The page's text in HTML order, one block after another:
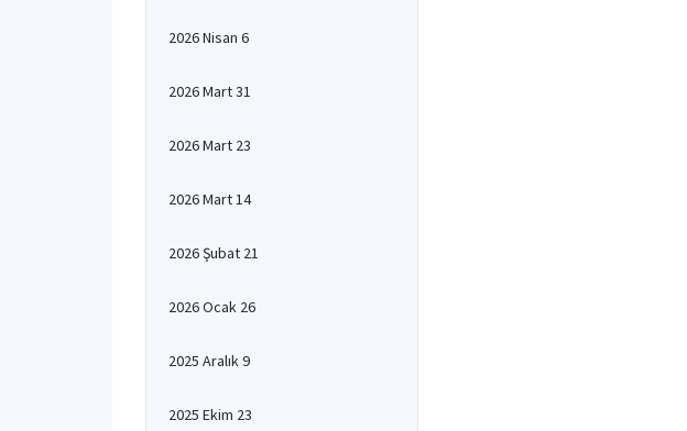
2026 Nisan 6
2026 Mart 31
2026 Mart 23
2026 Mart 14
2026 Şubat 21
2026 Ocak 26
2025 Aralık 9
2025 Ekim 23